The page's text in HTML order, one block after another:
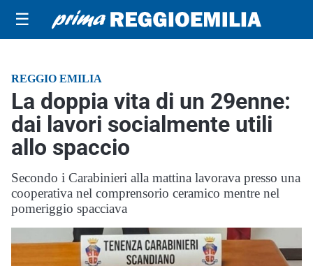
☰
REGGIO EMILIA
La doppia vita di un 29enne:
dai lavori socialmente utili
allo spaccio
Secondo i Carabinieri alla mattina lavorava presso una
cooperativa nel comprensorio ceramico mentre nel
pomeriggio spacciava